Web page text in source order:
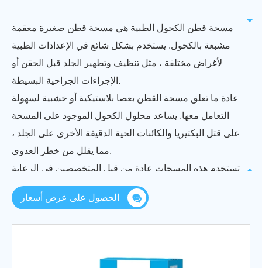
مسحة قطن الكحول الطبية هي مسحة قطن صغيرة معقمة
مشبعة بالكحول. يستخدم بشكل شائع في الإعدادات الطبية
لأغراض مختلفة ، مثل تنظيف وتطهير الجلد قبل الحقن أو
الإجراءات الجراحية البسيطة.
عادة ما تعلق مسحة القطن بعصا بلاستيكية أو خشبية لسهولة
التعامل معها. يساعد محلول الكحول الموجود على المسحة
على قتل البكتيريا والكائنات الحية الدقيقة الأخرى على الجلد ،
مما يقلل من خطر العدوى.
تستخدم هذه المسحات عادة من قبل المتخصصين في الرعاية
الصحية ، ولكن يمكن العثور عليها أيضًا في مجموعات
الإسعافات الأولية للاستخدام الشخصي. فهي أداة أساسية